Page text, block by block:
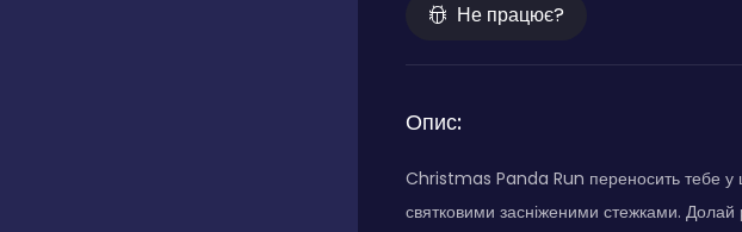
Не працює?
Опис:
Christmas Panda Run переносить тебе у
святковими засніженими стежками. Долай